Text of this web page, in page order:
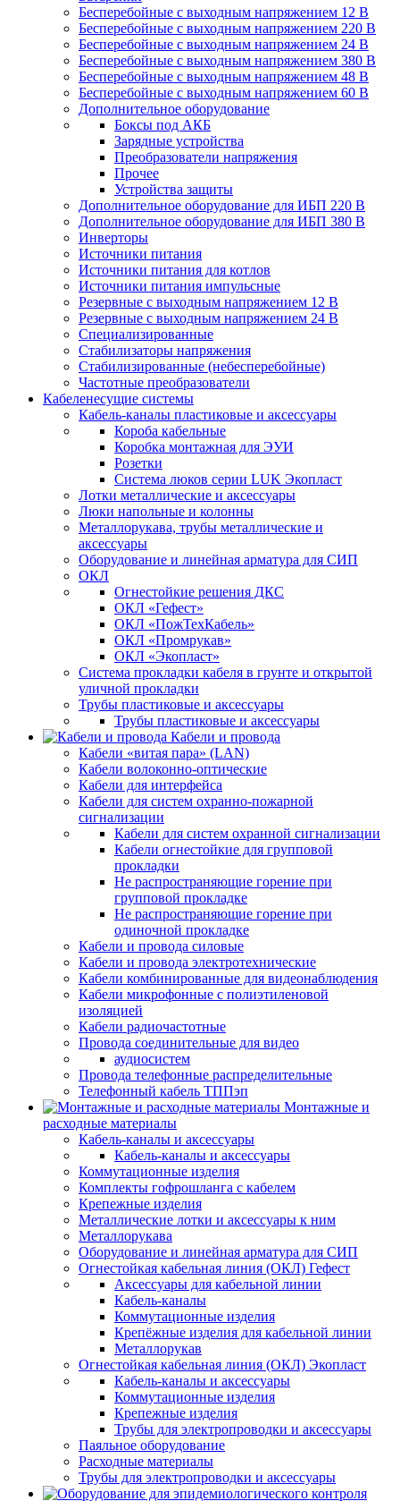
Бесперебойные с выходным напряжением 12 В
Бесперебойные с выходным напряжением 220 В
Бесперебойные с выходным напряжением 24 В
Бесперебойные с выходным напряжением 380 В
Бесперебойные с выходным напряжением 48 В
Бесперебойные с выходным напряжением 60 В
Дополнительное оборудование
Боксы под АКБ
Зарядные устройства
Преобразователи напряжения
Прочее
Устройства защиты
Дополнительное оборудование для ИБП 220 В
Дополнительное оборудование для ИБП 380 В
Инверторы
Источники питания
Источники питания для котлов
Источники питания импульсные
Резервные с выходным напряжением 12 В
Резервные с выходным напряжением 24 В
Специализированные
Стабилизаторы напряжения
Стабилизированные (небесперебойные)
Частотные преобразователи
Кабеленесущие системы
Кабель-каналы пластиковые и аксессуары
Короба кабельные
Коробка монтажная для ЭУИ
Розетки
Система люков серии LUK Экопласт
Лотки металлические и аксессуары
Люки напольные и колонны
Металлорукава, трубы металлические и
аксессуары
Оборудование и линейная арматура для СИП
ОКЛ
Огнестойкие решения ДКС
ОКЛ «Гефест»
ОКЛ «ПожТехКабель»
ОКЛ «Промрукав»
ОКЛ «Экопласт»
Система прокладки кабеля в грунте и открытой
уличной прокладки
Трубы пластиковые и аксессуары
Трубы пластиковые и аксессуары
Кабели и провода
Кабели «витая пара» (LAN)
Кабели волоконно-оптические
Кабели для интерфейса
Кабели для систем охранно-пожарной
сигнализации
Кабели для систем охранной сигнализации
Кабели огнестойкие для групповой
прокладки
Не распространяющие горение при
групповой прокладке
Не распространяющие горение при
одиночной прокладке
Кабели и провода силовые
Кабели и провода электротехнические
Кабели комбинированные для видеонаблюдения
Кабели микрофонные с полиэтиленовой
изоляцией
Кабели радиочастотные
Провода соединительные для видео
аудиосистем
Провода телефонные распределительные
Телефонный кабель ТППэп
Монтажные и
расходные материалы
Кабель-каналы и аксессуары
Кабель-каналы и аксессуары
Коммутационные изделия
Комплекты гофрошланга с кабелем
Крепежные изделия
Металлические лотки и аксессуары к ним
Металлорукава
Оборудование и линейная арматура для СИП
Огнестойкая кабельная линия (ОКЛ) Гефест
Аксессуары для кабельной линии
Кабель-каналы
Коммутационные изделия
Крепёжные изделия для кабельной линии
Металлорукав
Огнестойкая кабельная линия (ОКЛ) Экопласт
Кабель-каналы и аксессуары
Коммутационные изделия
Крепежные изделия
Трубы для электропроводки и аксессуары
Паяльное оборудование
Расходные материалы
Трубы для электропроводки и аксессуары